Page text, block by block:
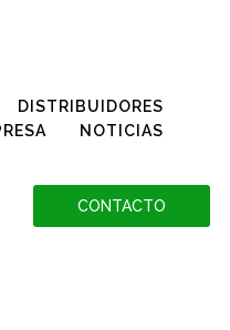
DISTRIBUIDORES
NOTICIAS
CONTACTO